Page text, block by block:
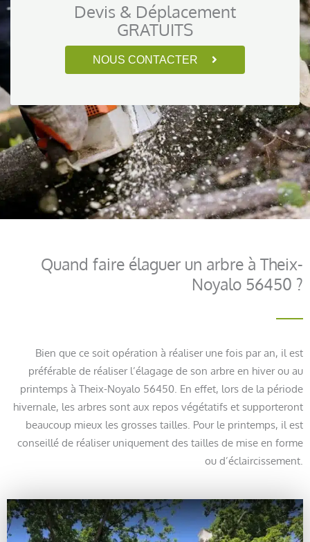
Devis & Déplacement
GRATUITS
NOUS CONTACTER
Quand faire élaguer un arbre à Theix-
Noyalo 56450 ?
Bien que ce soit opération à réaliser une fois par an, il est
préférable de réaliser l’élagage de son arbre en hiver ou au
printemps à Theix-Noyalo 56450. En effet, lors de la période
hivernale, les arbres sont aux repos végétatifs et supporteront
beaucoup mieux les grosses tailles. Pour le printemps, il est
conseillé de réaliser uniquement des tailles de mise en forme
ou d’éclaircissement.